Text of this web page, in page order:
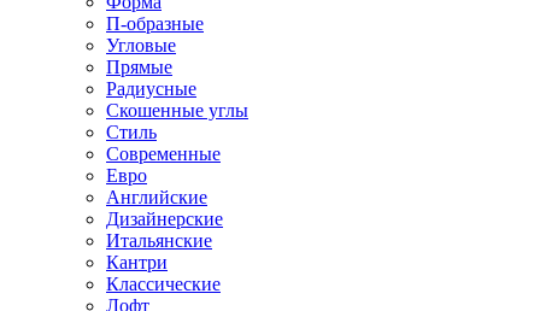
П-образные
Угловые
Прямые
Радиусные
Скошенные углы
Стиль
Современные
Евро
Английские
Дизайнерские
Итальянские
Кантри
Классические
Лофт